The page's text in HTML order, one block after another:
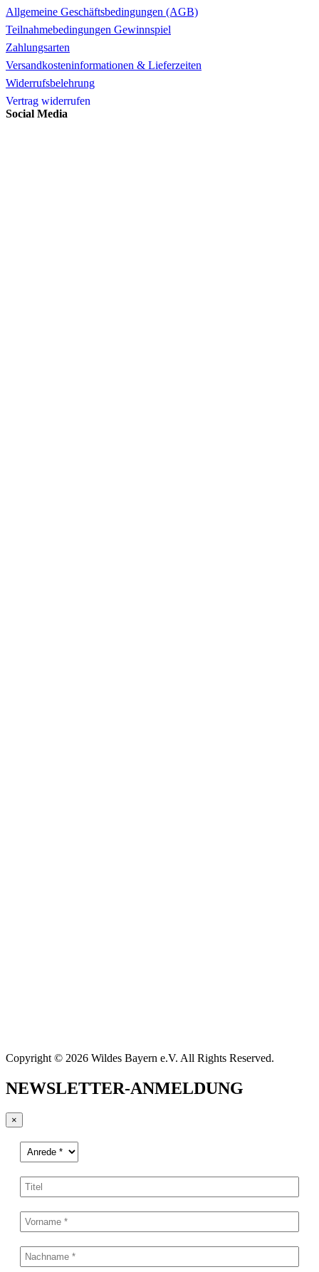
Allgemeine Geschäftsbedingungen (AGB)
Teilnahmebedingungen Gewinnspiel
Zahlungsarten
Versandkosteninformationen & Lieferzeiten
Widerrufsbelehrung
Vertrag widerrufen
Social Media
Copyright © 2026 Wildes Bayern e.V. All Rights Reserved.
NEWSLETTER-ANMELDUNG
×